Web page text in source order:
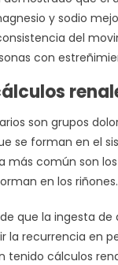
y sodio
del
con
son grupos
se forman en el
más común son
en los riñones.
que la ingesta de
la recurrencia en
tenido cálculos